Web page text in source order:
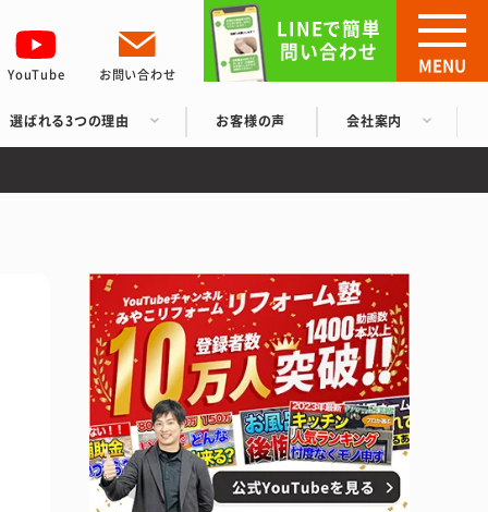
YouTube お問い合わせ
選ばれる3つの理由 お客様の声 会社案内
LINEで簡単
問い合わせ
MENU